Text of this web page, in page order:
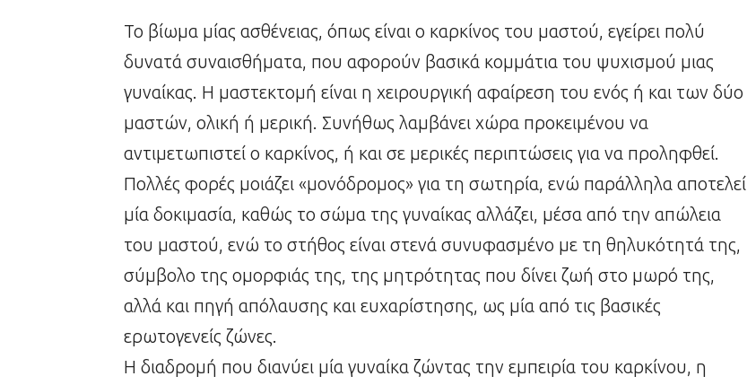
Το βίωμα μίας ασθένειας, όπως είναι ο καρκίνος του μαστού, εγείρει πολύ
δυνατά συναισθήματα, που αφορούν βασικά κομμάτια του ψυχισμού μιας
γυναίκας. Η μαστεκτομή είναι η χειρουργική αφαίρεση του ενός ή και των δύο
μαστών, ολική ή μερική. Συνήθως λαμβάνει χώρα προκειμένου να
αντιμετωπιστεί ο καρκίνος, ή και σε μερικές περιπτώσεις για να προληφθεί.
Πολλές φορές μοιάζει «μονόδρομος» για τη σωτηρία, ενώ παράλληλα αποτελεί
μία δοκιμασία, καθώς το σώμα της γυναίκας αλλάζει, μέσα από την απώλεια
του μαστού, ενώ το στήθος είναι στενά συνυφασμένο με τη θηλυκότητά της,
σύμβολο της ομορφιάς της, της μητρότητας που δίνει ζωή στο μωρό της,
αλλά και πηγή απόλαυσης και ευχαρίστησης, ως μία από τις βασικές
ερωτογενείς ζώνες.
Η διαδρομή που διανύει μία γυναίκα ζώντας την εμπειρία του καρκίνου, η